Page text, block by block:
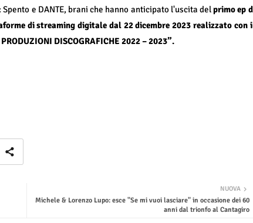
e DANTE, brani che hanno anticipato l'uscita delprimo ep
di streaming digitale dal 22 dicembre 2023 realizzato con
DISCOGRAFICHE 2022 – 2023”.
NUOVA
Michele & Lorenzo Lupo: esce "Se mi vuoi lasciare" in occasione dei 60
anni dal trionfo al Cantagiro